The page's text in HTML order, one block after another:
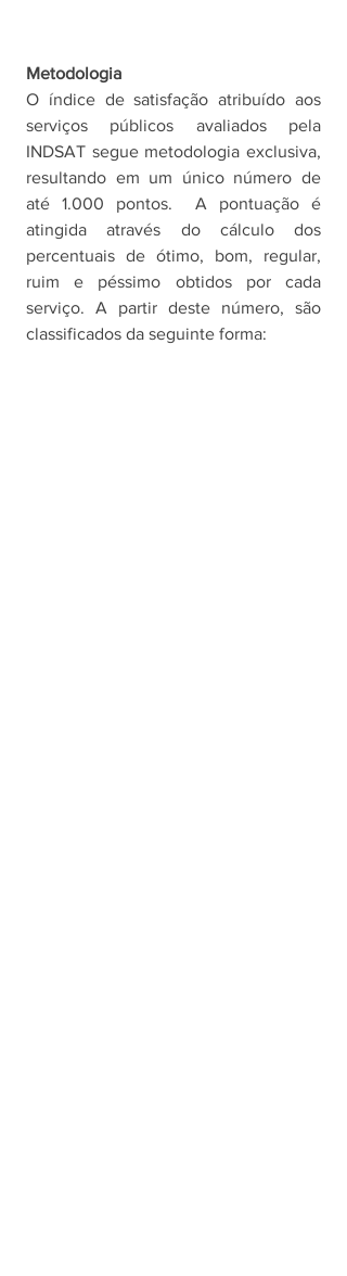
Metodologia
O índice de satisfação atribuído aos
serviços públicos avaliados pela
INDSAT segue metodologia exclusiva,
resultando em um único número de
até 1.000 pontos.  A pontuação é
atingida através do cálculo dos
percentuais de ótimo, bom, regular,
ruim e péssimo obtidos por cada
serviço. A partir deste número, são
classificados da seguinte forma: